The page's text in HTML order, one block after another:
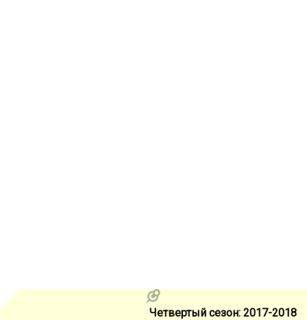
Четвертый сезон: 2017-2018